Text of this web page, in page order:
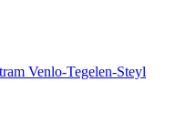
Venlo-Tegelen-Steyl